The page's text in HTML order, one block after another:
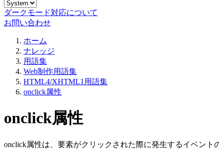
ダークモード対応について
お問い合わせ
ホーム
ナレッジ
用語集
Web制作用語集
HTML4/XHTML1用語集
onclick属性
onclick属性
onclick属性は、要素がクリックされた際に発生するイベント